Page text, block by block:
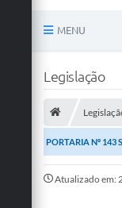
MENU
Publicações
A Prefeitura
Legislação
PORTARIA Nº 143
Atualizado em: